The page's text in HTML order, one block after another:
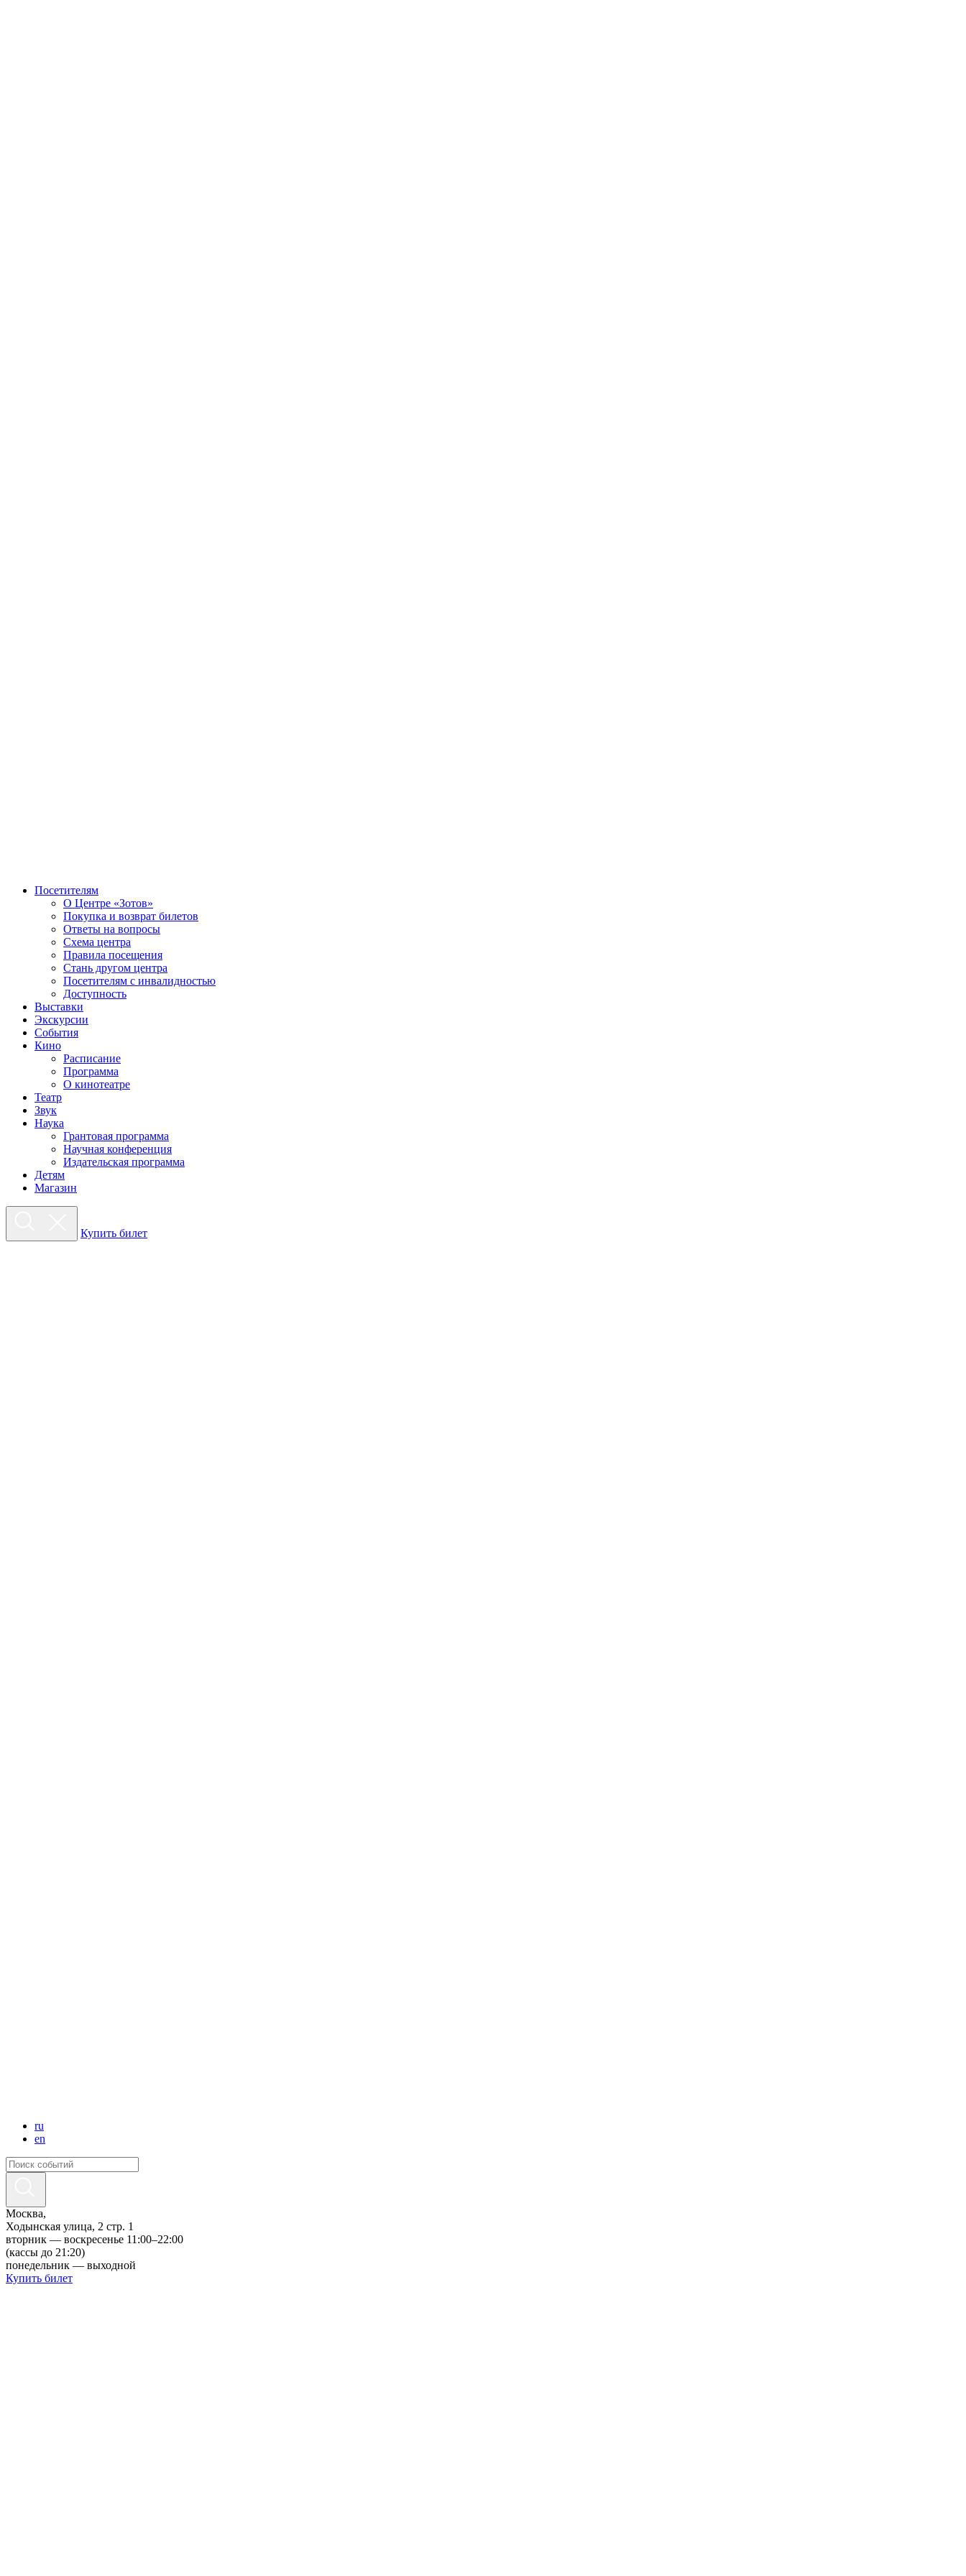
Посетителям
О Центре «Зотов»
Покупка и возврат билетов
Ответы на вопросы
Схема центра
Правила посещения
Стань другом центра
Посетителям с инвалидностью
Доступность
Выставки
Экскурсии
События
Кино
Расписание
Программа
О кинотеатре
Театр
Звук
Наука
Грантовая программа
Научная конференция
Издательская программа
Детям
Магазин
Купить билет
ru
en
Москва,
Ходынская улица, 2 стр. 1
вторник — воскресенье 11:00–22:00
(кассы до 21:20)
понедельник — выходной
Купить билет